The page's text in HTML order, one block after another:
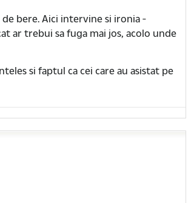
bere. Aici intervine si ironia -
ar trebui sa fuga mai jos, acolo unde
si faptul ca cei care au asistat pe